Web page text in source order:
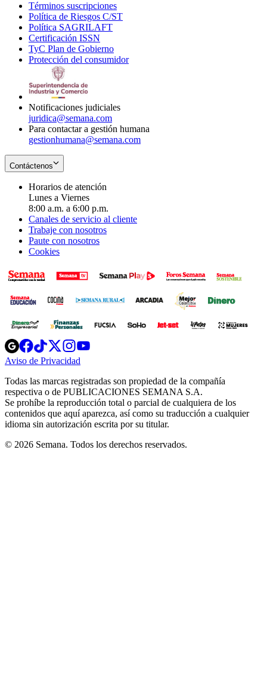
new
window
Términos suscripciones
in
Política de Riesgos C/ST
Política SAGRILAFT
new
window
Certificación ISSN
in
new
TyC Plan de Gobierno
in
Protección del consumidorOpens
Notificaciones judiciales
juridica@semana.com
Para contactar a gestión humana
gestionhumana@semana.com
Contáctenos
Horarios de atención
Lunes a Viernes
8:00 a.m. a 6:00 p.m.
Canales de servicio al cliente
Trabaje con nosotros
Paute con nosotros
Cookies
Opens
in
new
Opens
in
new
Opens
in
new
window
Opens
new
windowwindow
Aviso de Privacidad
new
window
Todas las marcas registradas son propiedad de la compañía
respectiva o de PUBLICACIONES SEMANA S.A.
Se prohíbe la reproducción total o parcial de cualquiera de los
contenidos que aquí aparezca, así como su traducción a cualquier
idioma sin autorización escrita por su titular.
© 2026 Semana. Todos los derechos reservados.